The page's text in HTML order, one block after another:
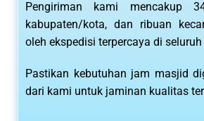
Pengiriman kami mencakup
kabupaten/kota, dan ribuan
oleh ekspedisi terpercaya di
Pastikan kebutuhan jam masjid
dari kami untuk jaminan kualitas